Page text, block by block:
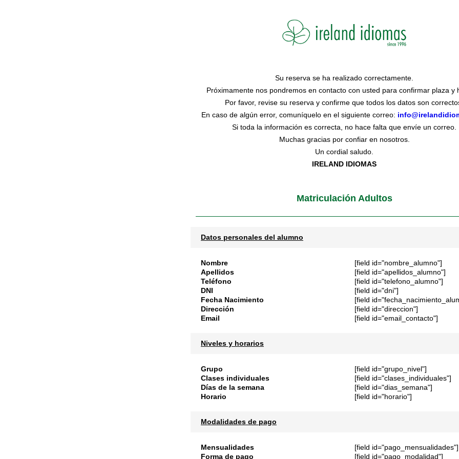
Su reserva se ha realizado correctamente.
Próximamente nos pondremos en contacto con usted para confirmar plaza y
Por favor, revise su reserva y confirme que todos los datos son
En caso de algún error, comuníquelo en el siguiente correo:
Si toda la información es correcta, no hace falta que envíe un correo.
Muchas gracias por confiar en nosotros.
Un cordial saludo.
IRELAND IDIOMAS
Matriculación Adultos
Datos personales del alumno
Nombre
Apellidos
Teléfono
DNI
Fecha Nacimiento
Dirección
Email
[field id="nombre_alumno"]
[field id="apellidos_alumno"]
[field id="telefono_alumno"]
[field id="dni"]
[field
[field id="direccion"]
[field id="email_contacto"]
Niveles y horarios
Grupo
Clases individuales
Días de la semana
Horario
[field id="grupo_nivel"]
[field id="clases_individuales"]
[field id="dias_semana"]
[field id="horario"]
Modalidades de pago
Mensualidades
Forma de pago
[field id="pago_mensualidades"]
[field id="pago_modalidad"]